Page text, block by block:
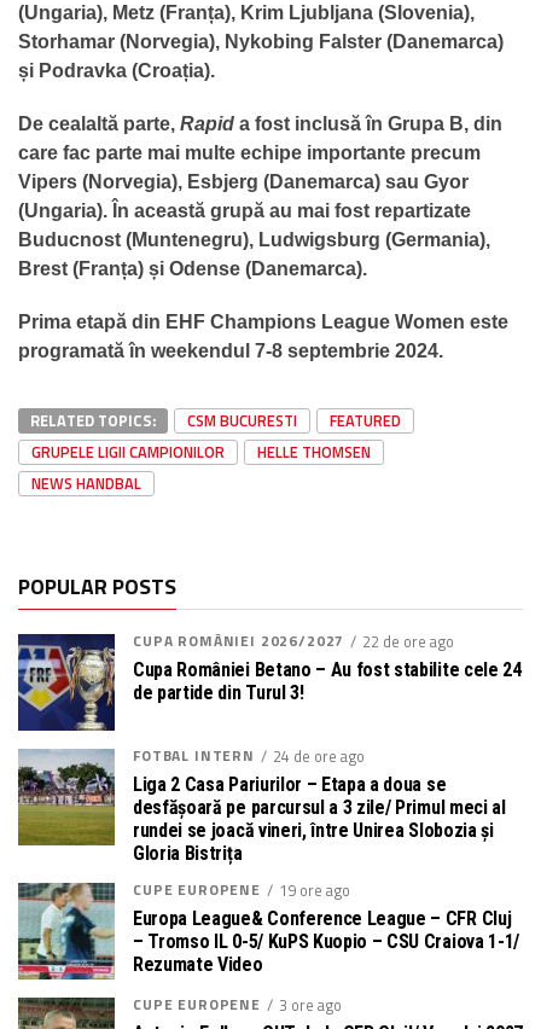
(Ungaria), Metz (Franța), Krim Ljubljana (Slovenia),
Storhamar (Norvegia), Nykobing Falster (Danemarca)
și Podravka (Croația).
De cealaltă parte, Rapid a fost inclusă în Grupa B, din
care fac parte mai multe echipe importante precum
Vipers (Norvegia), Esbjerg (Danemarca) sau Gyor
(Ungaria). În această grupă au mai fost repartizate
Buducnost (Muntenegru), Ludwigsburg (Germania),
Brest (Franța) și Odense (Danemarca).
Prima etapă din EHF Champions League Women este
programată în weekendul 7-8 septembrie 2024.
RELATED TOPICS: CSM BUCURESTI
FEATURED
GRUPELE LIGII CAMPIONILOR
HELLE THOMSEN
NEWS HANDBAL
POPULAR POSTS
CUPA ROMÂNIEI 2026/2027 22 de ore ago
Cupa României Betano – Au fost stabilite cele 24
de partide din Turul 3!
FOTBAL INTERN 24 de ore ago
Liga 2 Casa Pariurilor – Etapa a doua se
desfășoară pe parcursul a 3 zile/ Primul meci al
rundei se joacă vineri, între Unirea Slobozia și
Gloria Bistrița
CUPE EUROPENE
19 ore ago
Europa League& Conference League – CFR Cluj
– Tromso IL 0-5/ KuPS Kuopio – CSU Craiova 1-1/
Rezumate Video
CUPE EUROPENE
3 ore ago